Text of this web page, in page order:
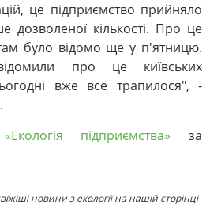
це підприємство прийняло
дозволеної кількості. Про це
було відомо ще у п'ятницю.
про це київських
вже все трапилося", -
«Екологія підприємства» за
новини з екології на нашій сторінці